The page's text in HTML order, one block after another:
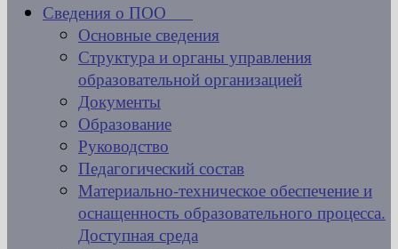
Сведения о ПОО
Основные сведения
Структура и органы управления
образовательной организацией
Документы
Образование
Руководство
Педагогический состав
Материально-техническое обеспечение и
оснащенность образовательного процесса.
Доступная среда